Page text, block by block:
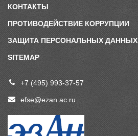
КОНТАКТЫ
ПРОТИВОДЕЙСТВИЕ КОРРУПЦИИ
ЗАЩИТА ПЕРСОНАЛЬНЫХ ДАННЫХ
SITEMAP
+7 (495) 993-37-57
efse@ezan.ac.ru